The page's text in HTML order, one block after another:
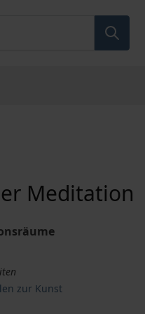
Meditation
zur Kunst